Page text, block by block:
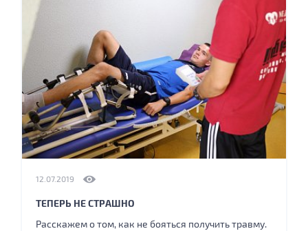
12.07.2019
ТЕПЕРЬ НЕ СТРАШНО
Расскажем о том, как не бояться получить травму.